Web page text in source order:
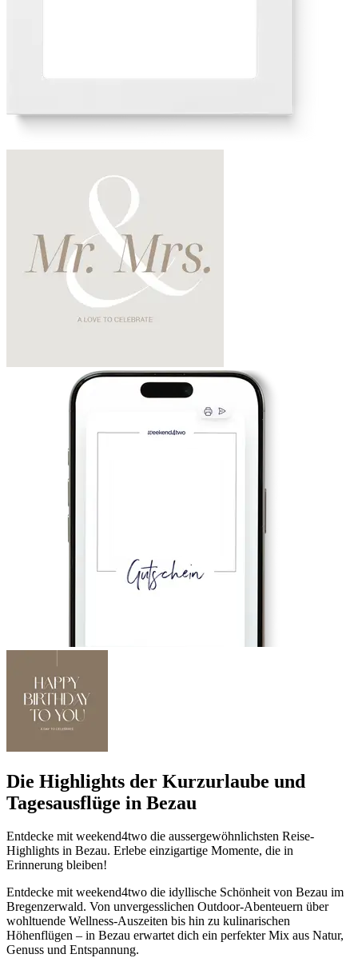
Die Highlights der Kurzurlaube und
Tagesausflüge in Bezau
Entdecke mit weekend4two die aussergewöhnlichsten Reise-
Highlights in Bezau. Erlebe einzigartige Momente, die in
Erinnerung bleiben!
Entdecke mit weekend4two die idyllische Schönheit von Bezau im
Bregenzerwald. Von unvergesslichen Outdoor-Abenteuern über
wohltuende Wellness-Auszeiten bis hin zu kulinarischen
Höhenflügen – in Bezau erwartet dich ein perfekter Mix aus Natur,
Genuss und Entspannung.